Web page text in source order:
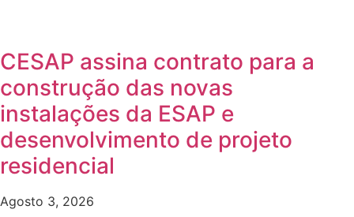
CESAP assina contrato para a
construção das novas
instalações da ESAP e
desenvolvimento de projeto
residencial
Agosto 3, 2026